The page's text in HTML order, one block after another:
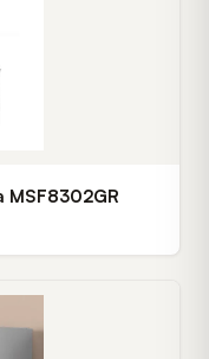
MSF8302GR